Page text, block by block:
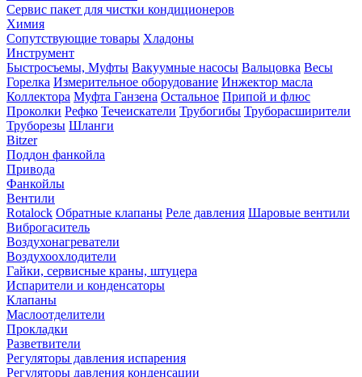
Сервис пакет для чистки кондиционеров
Химия
Сопутствующие товары Хладоны
Инструмент
Быстросъемы, Муфты Вакуумные насосы Вальцовка Весы
Горелка Измерительное оборудование Инжектор масла
Коллектора Муфта Ганзена Остальное Припой и флюс
Проколки Рефко Течеискатели Трубогибы Труборасширители
Труборезы Шланги
Bitzer
Поддон фанкойла
Привода
Фанкойлы
Вентили
Rotalock Обратные клапаны Реле давления Шаровые вентили
Виброгаситель
Воздухонагреватели
Воздухоохлодители
Гайки, сервисные краны, штуцера
Испарители и конденсаторы
Клапаны
Маслоотделители
Прокладки
Разветвители
Регуляторы давления испарения
Регуляторы давления конденсации